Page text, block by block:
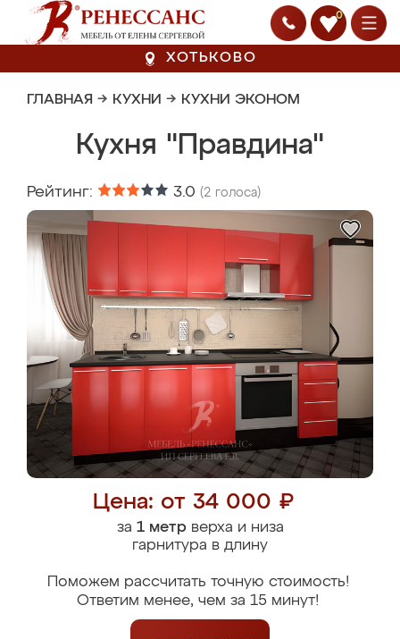
0
ХОТЬКОВО
ГЛАВНАЯ → КУХНИ → КУХНИ ЭКОНОМ
Кухня "Правдина"
Рейтинг: 3.0 (2 голоса)
Цена: от 34 000 ₽
за 1 метрверха и низа
гарнитура в длину
Поможем рассчитать точную стоимость!
Ответим менее, чем за 15 минут!